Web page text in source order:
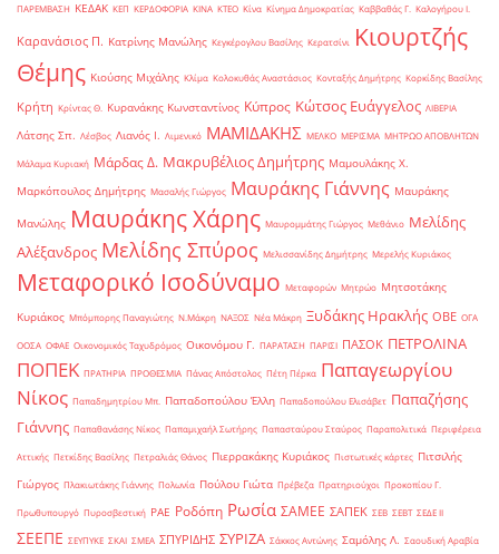
ΠΑΡΕΜΒΑΣΗ ΚΕΔΑΚ ΚΕΠ ΚΕΡΔΟΦΟΡΙΑ ΚΙΝΑ ΚΤΕΟ Κίνα Κίνημα Δημοκρατίας Καββαθάς Γ. Καλογήρου Ι.
Καρανάσιος Π. Κατρίνης Μανώλης Κεγκέρογλου Βασίλης Κερατσίνι
Κιουρτζής
Θέμης Κιούσης Μιχάλης Κλίμα Κολοκυθάς Αναστάσιος Κονταξής Δημήτρης Κορκίδης Βασίλης
Κρήτη Κρίντας Θ. Κυρανάκης Κωνσταντίνος Κύπρος Κώτσος Ευάγγελος ΛΙΒΕΡΙΑ
Λάτσης Σπ. Λέσβος Λιανός Ι. Λιμενικό ΜΑΜΙΔΑΚΗΣ ΜΕΛΚΟ ΜΕΡΙΣΜΑ ΜΗΤΡΩΟ ΑΠΟΒΛΗΤΩΝ
Μάλαμα Κυριακή Μάρδας Δ. Μακρυβέλιος Δημήτρης Μαμουλάκης Χ.
Μαρκόπουλος Δημήτρης Μασαλής Γιώργος Μαυράκης Γιάννης Μαυράκης
Μανώλης Μαυράκης Χάρης Μαυρομμάτης Γιώργος Μεθάνιο Μελίδης
Αλέξανδρος Μελίδης Σπύρος Μελισσανίδης Δημήτρης Μερελής Κυριάκος
Μεταφορικό Ισοδύναμο Μεταφορών Μητρώο Μητσοτάκης
Κυριάκος Μπόμπορης Παναγιώτης Ν.Μάκρη ΝΑΞΟΣ Νέα Μάκρη Ξυδάκης Ηρακλής ΟΒΕ ΟΓΑ
ΟΟΣΑ ΟΦΑΕ Οικονομικός Ταχυδρόμος Οικονόμου Γ. ΠΑΡΑΤΑΣΗ ΠΑΡΙΣΙ ΠΑΣΟΚ ΠΕΤΡΟΛΙΝΑ
ΠΟΠΕΚ ΠΡΑΤΗΡΙΑ ΠΡΟΘΕΣΜΙΑ Πάνας Απόστολος Πέτη Πέρκα Παπαγεωργίου
Νίκος Παπαδημητρίου Μπ. Παπαδοπούλου Έλλη Παπαδοπούλου Ελισάβετ Παπαζήσης
Γιάννης Παπαθανάσης Νίκος Παπαμιχαήλ Σωτήρης Παπασταύρου Σταύρος Παραπολιτικά Περιφέρεια
Αττικής Πετκίδης Βασίλης Πετραλιάς Θάνος Πιερρακάκης Κυριάκος Πιστωτικές κάρτες Πιτσιλής
Γιώργος Πλακιωτάκης Γιάννης Πολωνία Πούλου Γιώτα Πρέβεζα Πρατηριούχοι Προκοπίου Γ.
Πρωθυπουργό Πυροσβεστική ΡΑΕ Ροδόπη Ρωσία ΣΑΜΕΕ ΣΑΠΕΚ ΣΕΒ ΣΕΒΤ ΣΕΔΕ ΙΙ
ΣΕΕΠΕ ΣΕΥΠΥΚΕ ΣΚΑΙ ΣΜΕΑ ΣΠΥΡΙΔΗΣ ΣΥΡΙΖΑ Σάκκος Αντώνης Σαμόλης Λ. Σαουδική Αραβία